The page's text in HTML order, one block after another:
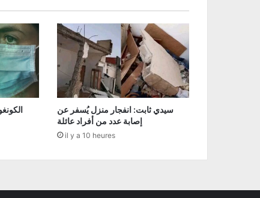
سيدي ثابت: انفجار منزل يُسفر عن
إصابة عدد من أفراد عائلة
il y a 10 heures